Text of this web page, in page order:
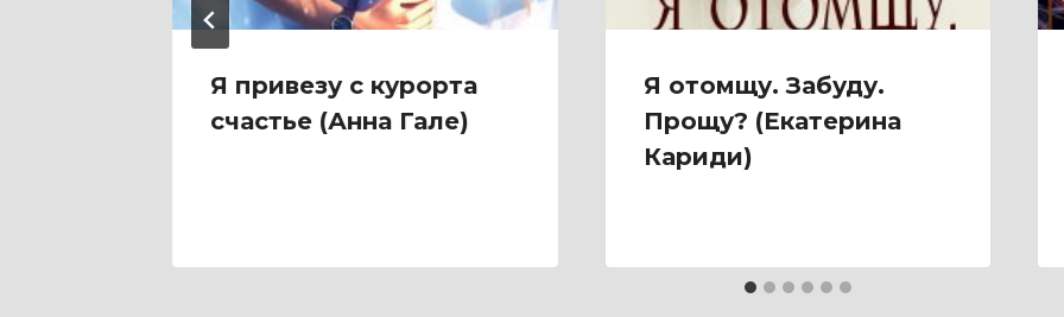
Я привезу с курорта
счастье (Анна Гале)
Я отомщу. Забуду.
Прощу? (Екатерина
Кариди)